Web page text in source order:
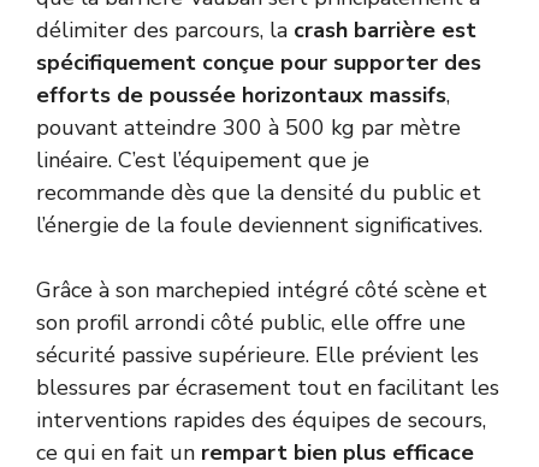
délimiter des parcours, la crash barrière est
spécifiquement conçue pour supporter des
efforts de poussée horizontaux massifs,
pouvant atteindre 300 à 500 kg par mètre
linéaire. C’est l’équipement que je
recommande dès que la densité du public et
l’énergie de la foule deviennent significatives.
Grâce à son marchepied intégré côté scène et
son profil arrondi côté public, elle offre une
sécurité passive supérieure. Elle prévient les
blessures par écrasement tout en facilitant les
interventions rapides des équipes de secours,
ce qui en fait un rempart bien plus efficace